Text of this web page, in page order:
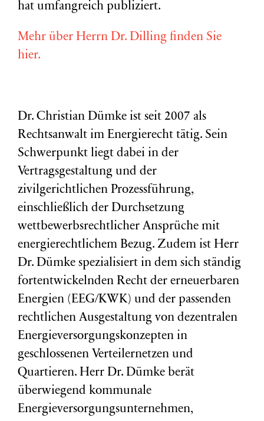
hat umfangreich publiziert.
Mehr über Herrn Dr. Dilling finden Sie
hier.
Dr. Christian Dümke ist seit 2007 als
Rechtsanwalt im Energierecht tätig. Sein
Schwerpunkt liegt dabei in der
Vertragsgestaltung und der
zivilgerichtlichen Prozessführung,
einschließlich der Durchsetzung
wettbewerbsrechtlicher Ansprüche mit
energierechtlichem Bezug. Zudem ist Herr
Dr. Dümke spezialisiert in dem sich ständig
fortentwickelnden Recht der erneuerbaren
Energien (EEG/KWK) und der passenden
rechtlichen Ausgestaltung von dezentralen
Energieversorgungskonzepten in
geschlossenen Verteilernetzen und
Quartieren. Herr Dr. Dümke berät
überwiegend kommunale
Energieversorgungsunternehmen,